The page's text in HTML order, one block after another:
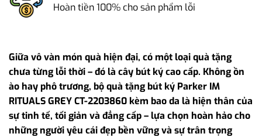
Hoàn tiền 100% cho sản phẩm lỗi
Giữa vô vàn món quà hiện đại, có một loại quà tặng
chưa từng lỗi thời – đó là cây bút ký cao cấp. Không ồn
ào hay phô trương, bộ quà tặng bút ký Parker IM
RITUALS GREY CT-2203860 kèm bao da là hiện thân của
sự tinh tế, tối giản và đẳng cấp – lựa chọn hoàn hảo cho
những người yêu cái đẹp bền vững và sự trân trọng